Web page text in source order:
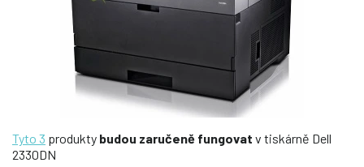
Tyto 3 produkty budou zaručeně fungovat v tiskárně Dell
2330DN